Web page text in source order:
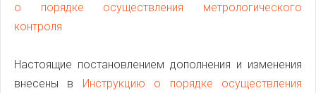
о порядке осуществления метрологического
контроля
Настоящие постановлением дополнения и изменения
внесены в Инструкцию о порядке осуществления